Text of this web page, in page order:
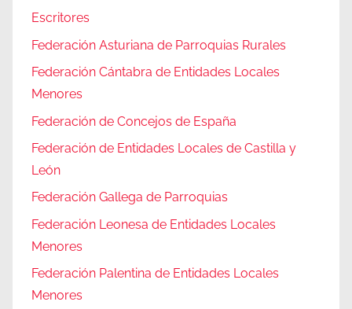
Escritores
Federación Asturiana de Parroquias Rurales
Federación Cántabra de Entidades Locales
Menores
Federación de Concejos de España
Federación de Entidades Locales de Castilla y
León
Federación Gallega de Parroquias
Federación Leonesa de Entidades Locales
Menores
Federación Palentina de Entidades Locales
Menores